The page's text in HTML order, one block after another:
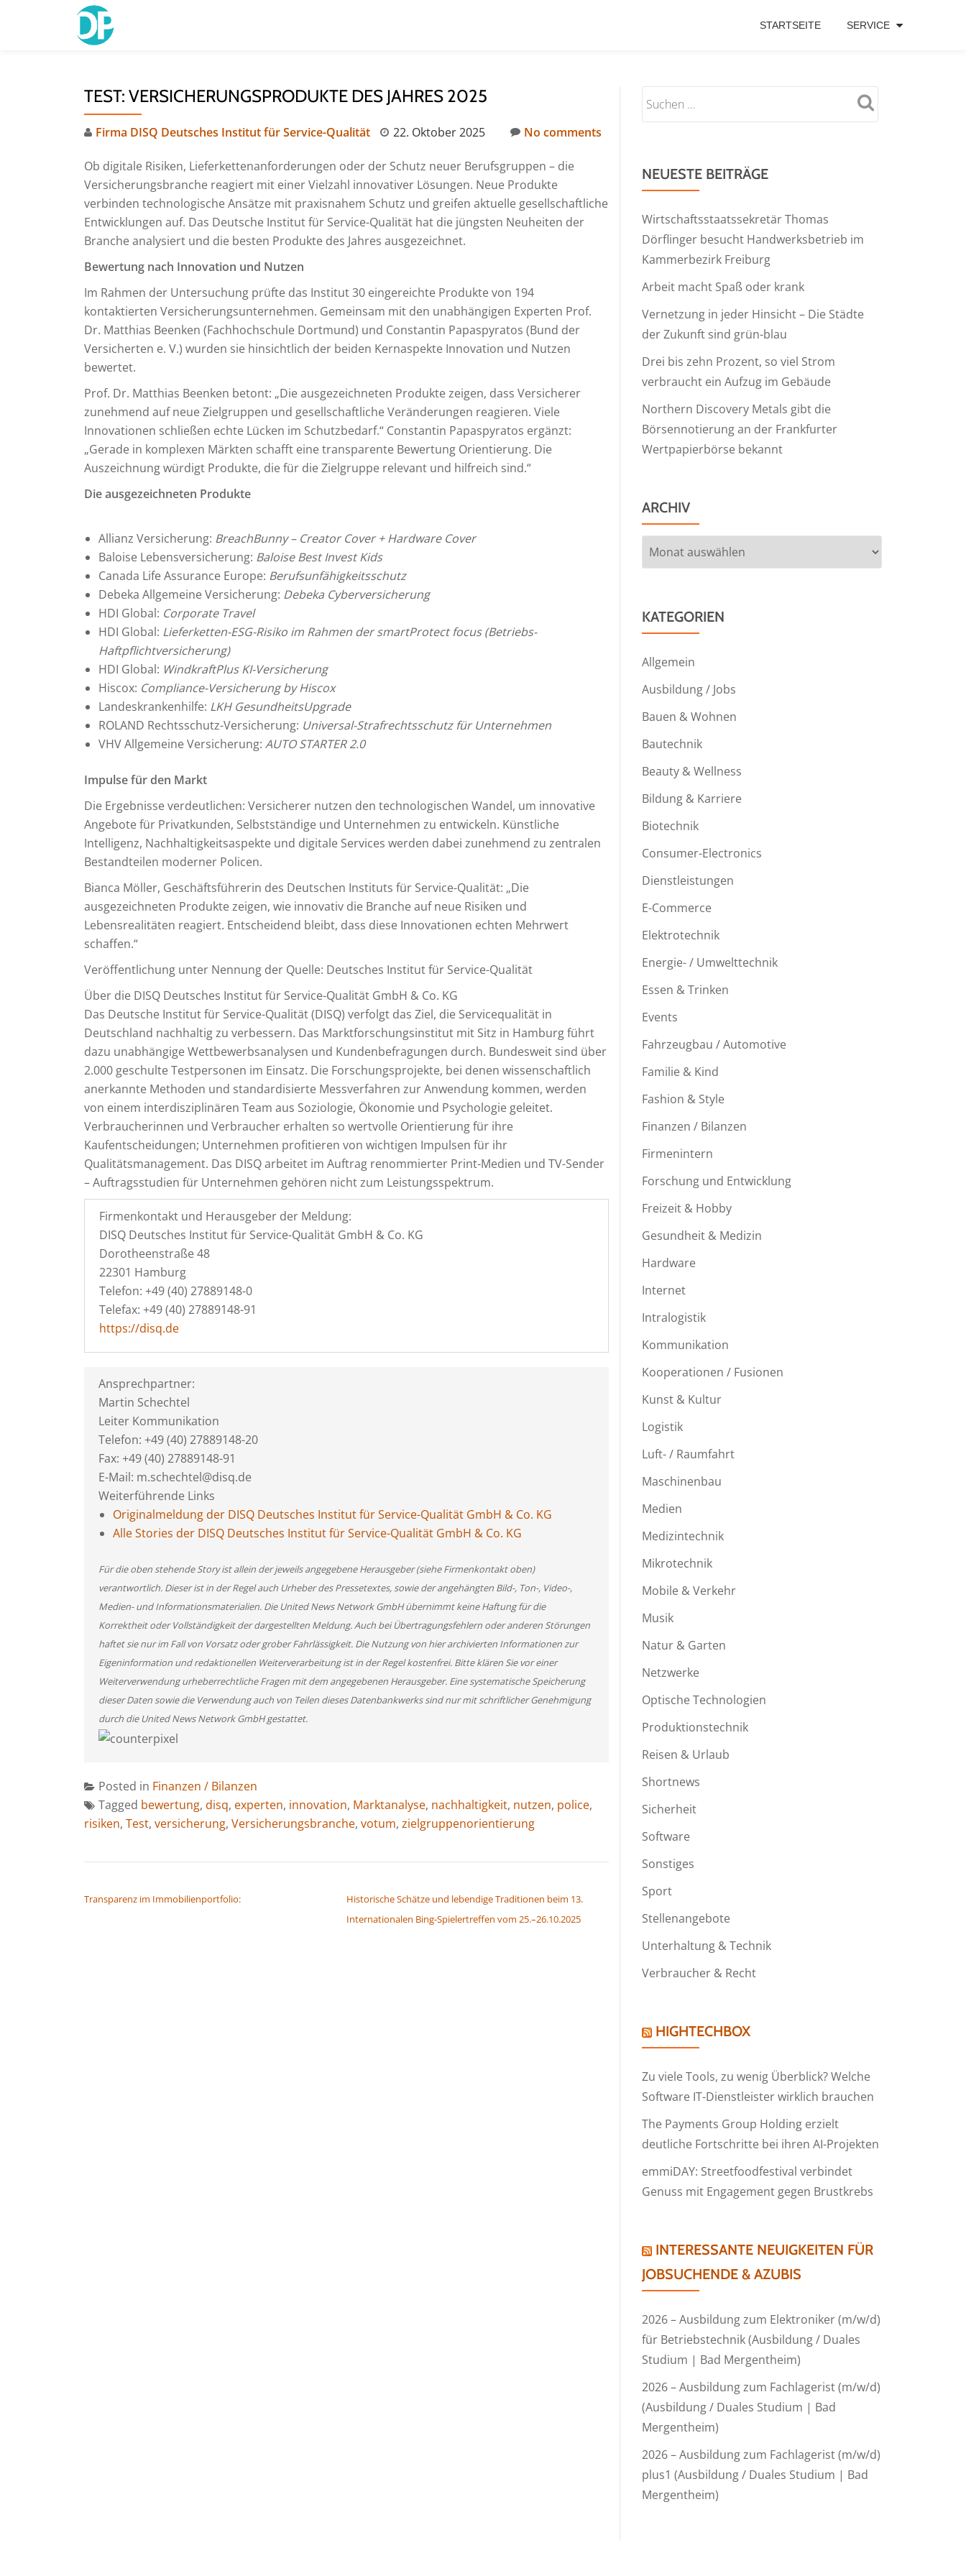
STARTSEITE SERVICE
TEST: VERSICHERUNGSPRODUKTE DES JAHRES 2025
Firma DISQ Deutsches Institut für Service-Qualität 22. Oktober 2025 No comments
Ob digitale Risiken, Lieferkettenanforderungen oder der Schutz neuer Berufsgruppen – die
Versicherungsbranche reagiert mit einer Vielzahl innovativer Lösungen. Neue Produkte
verbinden technologische Ansätze mit praxisnahem Schutz und greifen aktuelle gesellschaftliche
Entwicklungen auf. Das Deutsche Institut für Service-Qualität hat die jüngsten Neuheiten der
Branche analysiert und die besten Produkte des Jahres ausgezeichnet.
Bewertung nach Innovation und Nutzen
Im Rahmen der Untersuchung prüfte das Institut 30 eingereichte Produkte von 194
kontaktierten Versicherungsunternehmen. Gemeinsam mit den unabhängigen Experten Prof.
Dr. Matthias Beenken (Fachhochschule Dortmund) und Constantin Papaspyratos (Bund der
Versicherten e. V.) wurden sie hinsichtlich der beiden Kernaspekte Innovation und Nutzen
bewertet.
Prof. Dr. Matthias Beenken betont: „Die ausgezeichneten Produkte zeigen, dass Versicherer
zunehmend auf neue Zielgruppen und gesellschaftliche Veränderungen reagieren. Viele
Innovationen schließen echte Lücken im Schutzbedarf.“ Constantin Papaspyratos ergänzt:
„Gerade in komplexen Märkten schafft eine transparente Bewertung Orientierung. Die
Auszeichnung würdigt Produkte, die für die Zielgruppe relevant und hilfreich sind.“
Die ausgezeichneten Produkte
Allianz Versicherung: BreachBunny – Creator Cover + Hardware Cover
Baloise Lebensversicherung: Baloise Best Invest Kids
Canada Life Assurance Europe: Berufsunfähigkeitsschutz
Debeka Allgemeine Versicherung: Debeka Cyberversicherung
HDI Global: Corporate Travel
HDI Global: Lieferketten-ESG-Risiko im Rahmen der smartProtect focus (Betriebs-
Haftpflichtversicherung)
HDI Global: WindkraftPlus KI-Versicherung
Hiscox: Compliance-Versicherung by Hiscox
Landeskrankenhilfe: LKH GesundheitsUpgrade
ROLAND Rechtsschutz-Versicherung: Universal-Strafrechtsschutz für Unternehmen
VHV Allgemeine Versicherung: AUTO STARTER 2.0
Impulse für den Markt
Die Ergebnisse verdeutlichen: Versicherer nutzen den technologischen Wandel, um innovative
Angebote für Privatkunden, Selbstständige und Unternehmen zu entwickeln. Künstliche
Intelligenz, Nachhaltigkeitsaspekte und digitale Services werden dabei zunehmend zu zentralen
Bestandteilen moderner Policen.
Bianca Möller, Geschäftsführerin des Deutschen Instituts für Service-Qualität: „Die
ausgezeichneten Produkte zeigen, wie innovativ die Branche auf neue Risiken und
Lebensrealitäten reagiert. Entscheidend bleibt, dass diese Innovationen echten Mehrwert
schaffen.“
Veröffentlichung unter Nennung der Quelle: Deutsches Institut für Service-Qualität
Über die DISQ Deutsches Institut für Service-Qualität GmbH & Co. KG
Das Deutsche Institut für Service-Qualität (DISQ) verfolgt das Ziel, die Servicequalität in
Deutschland nachhaltig zu verbessern. Das Marktforschungsinstitut mit Sitz in Hamburg führt
dazu unabhängige Wettbewerbsanalysen und Kundenbefragungen durch. Bundesweit sind über
2.000 geschulte Testpersonen im Einsatz. Die Forschungsprojekte, bei denen wissenschaftlich
anerkannte Methoden und standardisierte Messverfahren zur Anwendung kommen, werden
von einem interdisziplinären Team aus Soziologie, Ökonomie und Psychologie geleitet.
Verbraucherinnen und Verbraucher erhalten so wertvolle Orientierung für ihre
Kaufentscheidungen; Unternehmen profitieren von wichtigen Impulsen für ihr
Qualitätsmanagement. Das DISQ arbeitet im Auftrag renommierter Print-Medien und TV-Sender
– Auftragsstudien für Unternehmen gehören nicht zum Leistungsspektrum.
Firmenkontakt und Herausgeber der Meldung:
DISQ Deutsches Institut für Service-Qualität GmbH & Co. KG
Dorotheenstraße 48
22301 Hamburg
Telefon: +49 (40) 27889148-0
Telefax: +49 (40) 27889148-91
https://disq.de
Ansprechpartner:
Martin Schechtel
Leiter Kommunikation
Telefon: +49 (40) 27889148-20
Fax: +49 (40) 27889148-91
E-Mail: m.schechtel@disq.de
Weiterführende Links
Originalmeldung der DISQ Deutsches Institut für Service-Qualität GmbH & Co. KG
Alle Stories der DISQ Deutsches Institut für Service-Qualität GmbH & Co. KG
Für die oben stehende Story ist allein der jeweils angegebene Herausgeber (siehe Firmenkontakt oben)
verantwortlich. Dieser ist in der Regel auch Urheber des Pressetextes, sowie der angehängten Bild-, Ton-, Video-,
Medien- und Informationsmaterialien. Die United News Network GmbH übernimmt keine Haftung für die
Korrektheit oder Vollständigkeit der dargestellten Meldung. Auch bei Übertragungsfehlern oder anderen Störungen
haftet sie nur im Fall von Vorsatz oder grober Fahrlässigkeit. Die Nutzung von hier archivierten Informationen zur
Eigeninformation und redaktionellen Weiterverarbeitung ist in der Regel kostenfrei. Bitte klären Sie vor einer
Weiterverwendung urheberrechtliche Fragen mit dem angegebenen Herausgeber. Eine systematische Speicherung
dieser Daten sowie die Verwendung auch von Teilen dieses Datenbankwerks sind nur mit schriftlicher Genehmigung
durch die United News Network GmbH gestattet.
Posted in Finanzen / Bilanzen
Tagged bewertung, disq, experten, innovation, Marktanalyse, nachhaltigkeit, nutzen, police,
risiken, Test, versicherung, Versicherungsbranche, votum, zielgruppenorientierung
Transparenz im Immobilienportfolio:
Historische Schätze und lebendige Traditionen beim 13.
Internationalen Bing-Spielertreffen vom 25.–26.10.2025
NEUESTE BEITRÄGE
Wirtschaftsstaatssekretär Thomas
Dörflinger besucht Handwerksbetrieb im
Kammerbezirk Freiburg
Arbeit macht Spaß oder krank
Vernetzung in jeder Hinsicht – Die Städte
der Zukunft sind grün-blau
Drei bis zehn Prozent, so viel Strom
verbraucht ein Aufzug im Gebäude
Northern Discovery Metals gibt die
Börsennotierung an der Frankfurter
Wertpapierbörse bekannt
ARCHIV
Archiv
KATEGORIEN
Allgemein
Ausbildung / Jobs
Bauen & Wohnen
Bautechnik
Beauty & Wellness
Bildung & Karriere
Biotechnik
Consumer-Electronics
Dienstleistungen
E-Commerce
Elektrotechnik
Energie- / Umwelttechnik
Essen & Trinken
Events
Fahrzeugbau / Automotive
Familie & Kind
Fashion & Style
Finanzen / Bilanzen
Firmenintern
Forschung und Entwicklung
Freizeit & Hobby
Gesundheit & Medizin
Hardware
Internet
Intralogistik
Kommunikation
Kooperationen / Fusionen
Kunst & Kultur
Logistik
Luft- / Raumfahrt
Maschinenbau
Medien
Medizintechnik
Mikrotechnik
Mobile & Verkehr
Musik
Natur & Garten
Netzwerke
Optische Technologien
Produktionstechnik
Reisen & Urlaub
Shortnews
Sicherheit
Software
Sonstiges
Sport
Stellenangebote
Unterhaltung & Technik
Verbraucher & Recht
HIGHTECHBOX
Zu viele Tools, zu wenig Überblick? Welche
Software IT-Dienstleister wirklich brauchen
The Payments Group Holding erzielt
deutliche Fortschritte bei ihren AI-Projekten
emmiDAY: Streetfoodfestival verbindet
Genuss mit Engagement gegen Brustkrebs
INTERESSANTE NEUIGKEITEN FÜR
JOBSUCHENDE & AZUBIS
2026 – Ausbildung zum Elektroniker (m/w/d)
für Betriebstechnik (Ausbildung / Duales
Studium | Bad Mergentheim)
2026 – Ausbildung zum Fachlagerist (m/w/d)
(Ausbildung / Duales Studium | Bad
Mergentheim)
2026 – Ausbildung zum Fachlagerist (m/w/d)
plus1 (Ausbildung / Duales Studium | Bad
Mergentheim)